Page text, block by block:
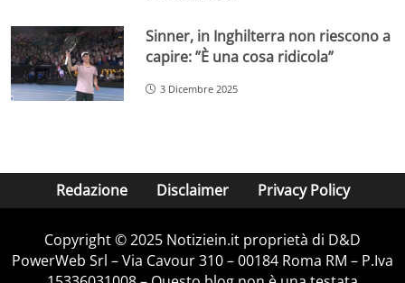
Sinner, in Inghilterra non riescono a
capire: ”È una cosa ridicola”
3 Dicembre 2025
Redazione Disclaimer Privacy Policy
Copyright © 2025 Notiziein.it proprietà di D&D
PowerWeb Srl – Via Cavour 310 – 00184 Roma RM – P.Iva